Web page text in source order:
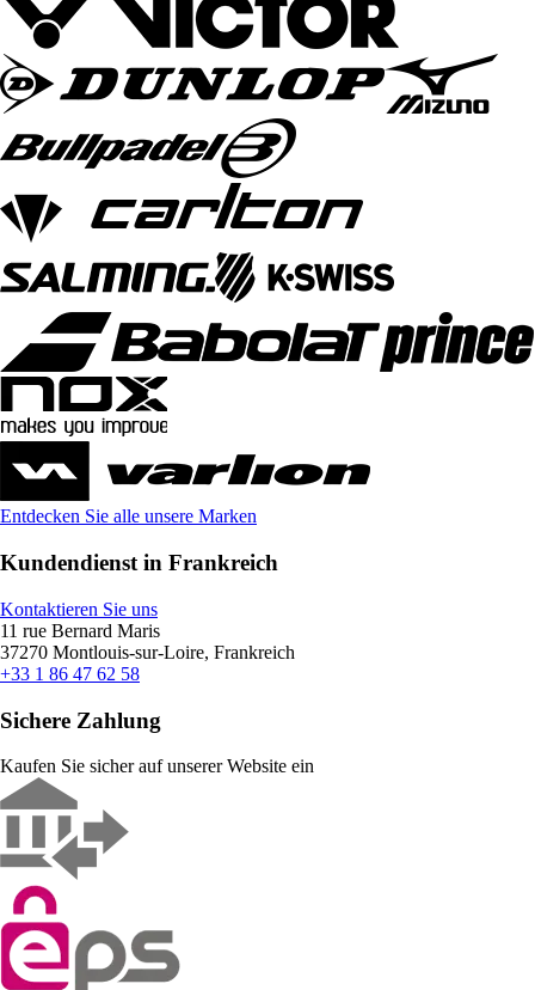
Entdecken Sie alle unsere Marken
Kundendienst in Frankreich
Kontaktieren Sie uns
11 rue Bernard Maris
37270 Montlouis-sur-Loire, Frankreich
+33 1 86 47 62 58
Sichere Zahlung
Kaufen Sie sicher auf unserer Website ein